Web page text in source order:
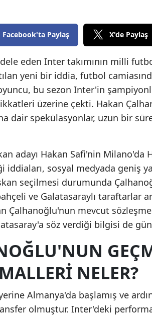
Erzincan
Eskişehir
Gaziantep
Giresun
Hakkari
Hatay
Isparta
Mersin
İzmir
Kars
Kastamonu
Facebook'ta Paylaş X'de Paylaş
eden Inter takımının milli
yeni bir iddia, futbol
bu sezon Inter'in
üzerine çekti. Hakan
dair spekülasyonlar, uzun bir
adayı Hakan Safi'nin Milano'da
sosyal medyada geniş
seçilmesi durumunda
ve Galatasaraylı taraftarlar
Çalhanoğlu'nun mevcut
söz verdiği bilgisi de
NELER?
Almanya'da başlamış ve
olmuştur. Inter'deki